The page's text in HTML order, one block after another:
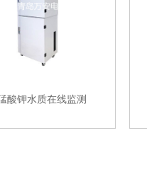
酸钾水质在线监测